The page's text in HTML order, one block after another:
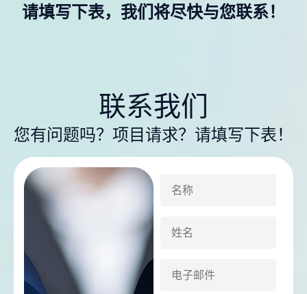
请填写下表，我们将尽快与您联系！
联系我们
您有问题吗？项目请求？请填写下表！